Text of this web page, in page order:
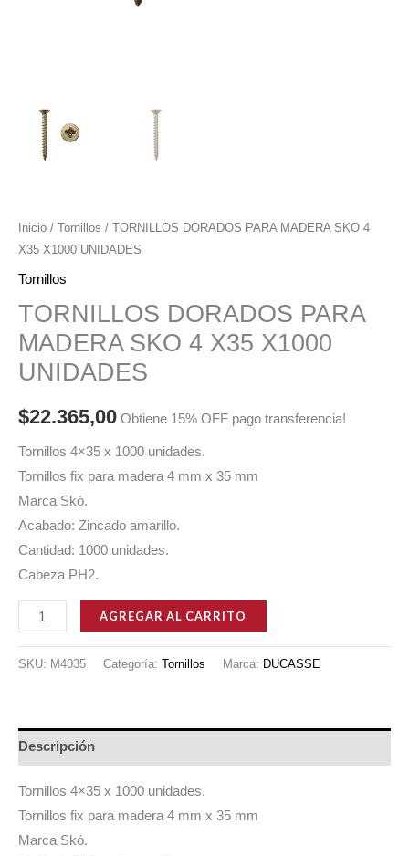
Inicio / Tornillos / TORNILLOS DORADOS PARA MADERA SKO 4
X35 X1000 UNIDADES
Tornillos
TORNILLOS DORADOS PARA
MADERA SKO 4 X35 X1000
UNIDADES
$22.365,00 Obtiene 15% OFF pago transferencia!
Tornillos 4×35 x 1000 unidades.
Tornillos fix para madera 4 mm x 35 mm
Marca Skó.
Acabado: Zincado amarillo.
Cantidad: 1000 unidades.
Cabeza PH2.
TORNILLOS
DORADOS
PARA
4
X1000
UNIDADES
cantidad
AGREGAR AL CARRITO
SKU: M4035 Categoría: Tornillos Marca: DUCASSE
Descripción
Tornillos 4×35 x 1000 unidades.
Tornillos fix para madera 4 mm x 35 mm
Marca Skó.